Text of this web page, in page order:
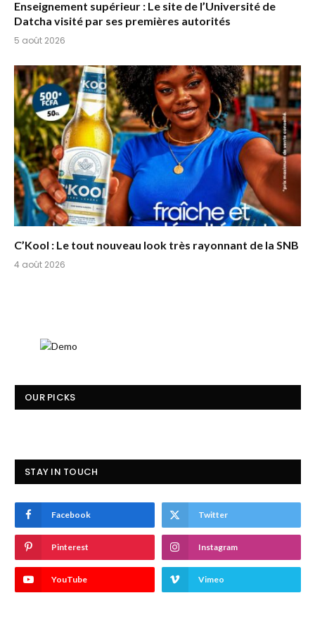
Enseignement supérieur : Le site de l’Université de
Datcha visité par ses premières autorités
5 août 2026
C’Kool : Le tout nouveau look très rayonnant de la SNB
4 août 2026
OUR PICKS
STAY IN TOUCH
Facebook Twitter
Pinterest Instagram
YouTube Vimeo